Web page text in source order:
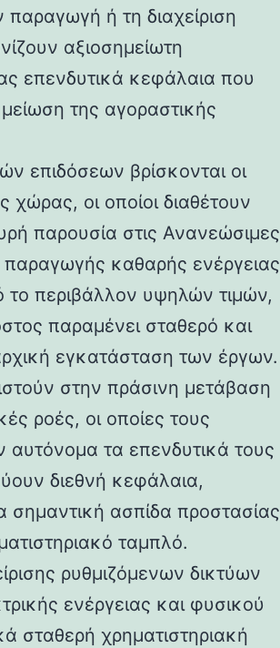
ή τη διαχείριση
αξιοσημείωτη
επενδυτικά κεφάλαια που
της αγοραστικής
επιδόσεων βρίσκονται οι
χώρας, οι οποίοι διαθέτουν
παρουσία στις Ανανεώσιμες
παραγωγής καθαρής ενέργειας
περιβάλλον υψηλών τιμών,
παραμένει σταθερό και
εγκατάσταση των έργων.
στην πράσινη μετάβαση
ροές, οι οποίες τους
αυτόνομα τα επενδυτικά τους
διεθνή κεφάλαια,
ασπίδα προστασίας
ταμπλό.
ρυθμιζόμενων δικτύων
ενέργειας και φυσικού
σταθερή χρηματιστηριακή